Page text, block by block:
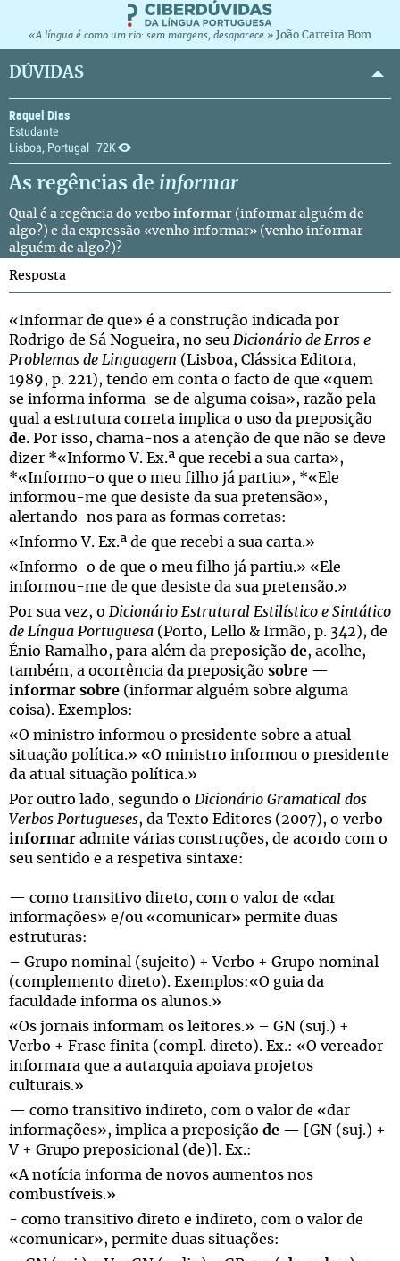
«A língua é como um rio: sem margens, desaparece.» João Carreira Bom
DÚVIDAS
Raquel Dias
Estudante
Lisboa, Portugal 72K
As regências de informar
Qual é a regência do verbo informar (informar alguém de
algo?) e da expressão «venho informar» (venho informar
alguém de algo?)?
Resposta
«Informar de que» é a construção indicada por
Rodrigo de Sá Nogueira, no seu Dicionário de Erros e
Problemas de Linguagem (Lisboa, Clássica Editora,
1989, p. 221), tendo em conta o facto de que «quem
se informa informa-se de alguma coisa», razão pela
qual a estrutura correta implica o uso da preposição
de. Por isso, chama-nos a atenção de que não se deve
dizer *«Informo V. Ex.ª que recebi a sua carta»,
*«Informo-o que o meu filho já partiu», *«Ele
informou-me que desiste da sua pretensão»,
alertando-nos para as formas corretas:
«Informo V. Ex.ª de que recebi a sua carta.»
«Informo-o de que o meu filho já partiu.» «Ele
informou-me de que desiste da sua pretensão.»
Por sua vez, o Dicionário Estrutural Estilístico e Sintático
de Língua Portuguesa (Porto, Lello & Irmão, p. 342), de
Énio Ramalho, para além da preposição de, acolhe,
também, a ocorrência da preposição sobre —
informar sobre (informar alguém sobre alguma
coisa). Exemplos:
«O ministro informou o presidente sobre a atual
situação política.» «O ministro informou o presidente
da atual situação política.»
Por outro lado, segundo o Dicionário Gramatical dos
Verbos Portugueses, da Texto Editores (2007), o verbo
informar admite várias construções, de acordo com o
seu sentido e a respetiva sintaxe:
— como transitivo direto, com o valor de «dar
informações» e/ou «comunicar» permite duas
estruturas:
– Grupo nominal (sujeito) + Verbo + Grupo nominal
(complemento direto). Exemplos:«O guia da
faculdade informa os alunos.»
«Os jornais informam os leitores.» – GN (suj.) +
Verbo + Frase finita (compl. direto). Ex.: «O vereador
informara que a autarquia apoiava projetos
culturais.»
— como transitivo indireto, com o valor de «dar
informações», implica a preposição de — [GN (suj.) +
V + Grupo preposicional (de)]. Ex.:
«A notícia informa de novos aumentos nos
combustíveis.»
- como transitivo direto e indireto, com o valor de
«comunicar», permite duas situações: